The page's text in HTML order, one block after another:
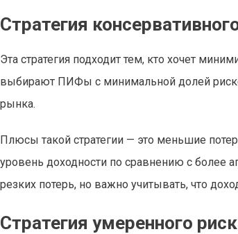
Стратегия
Эта стратегия подходит тем, кто хочет
выбирают ПИФы с минимальной долей
рынка.
Плюсы такой стратегии — это меньшие
уровень доходности по сравнению с более
резких потерь, но важно учитывать, что
Стратегия умеренного